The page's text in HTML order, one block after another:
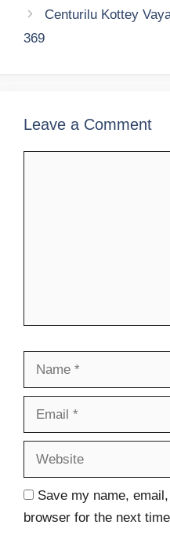
Centurilu Kottey
369
Leave a Comment
Save my name,
browser for the next